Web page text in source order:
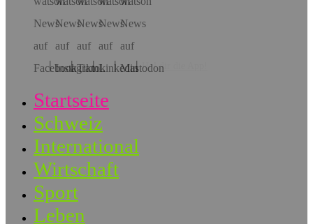
Hol dir die App!
Startseite
Schweiz
International
Wirtschaft
Sport
Leben